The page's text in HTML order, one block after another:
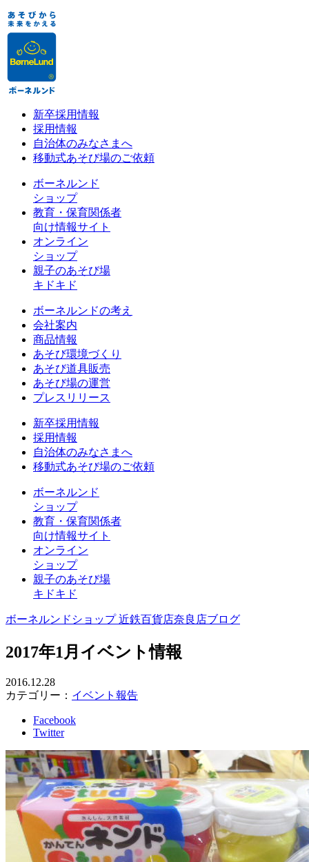
新卒採用情報
採用情報
自治体のみなさまへ
移動式あそび場のご依頼
ボーネルンド
ショップ
教育・保育関係者
向け情報サイト
オンライン
ショップ
親子のあそび場
キドキド
ボーネルンドの考え
会社案内
商品情報
あそび環境づくり
あそび道具販売
あそび場の運営
プレスリリース
新卒採用情報
採用情報
自治体のみなさまへ
移動式あそび場のご依頼
ボーネルンド
ショップ
教育・保育関係者
向け情報サイト
オンライン
ショップ
親子のあそび場
キドキド
ボーネルンドショップ 近鉄百貨店奈良店ブログ
2017年1月イベント情報
2016.12.28
カテゴリー： イベント報告
Facebook
Twitter